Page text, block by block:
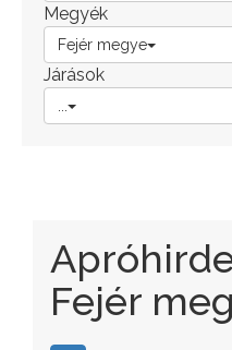
Megyék
Fejér megye
Járások
Fejér